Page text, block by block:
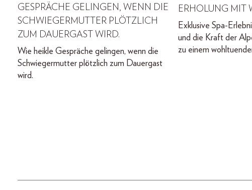
GESPRÄCHE GELINGEN, WENN DIE
SCHWIEGERMUTTER PLÖTZLICH
ZUM DAUERGAST WIRD.
Wie heikle Gespräche gelingen, wenn die
Schwiegermutter plötzlich zum Dauergast
wird.
ERHOLUNG MIT
Exklusive Spa-
und die Kraft der
zu einem